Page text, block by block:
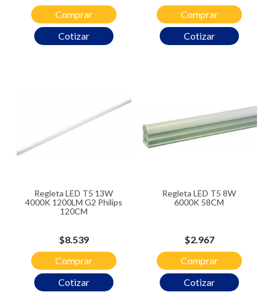
Cotizar
Comprar
Cotizar
Comprar
Regleta LED T5 13W
4000K 1200LM G2 Philips
120CM
Cotizar
Precio
$8.539
Comprar
Regleta LED T5 8W
6000K 58CM
Cotizar
Precio
$2.967
Comprar